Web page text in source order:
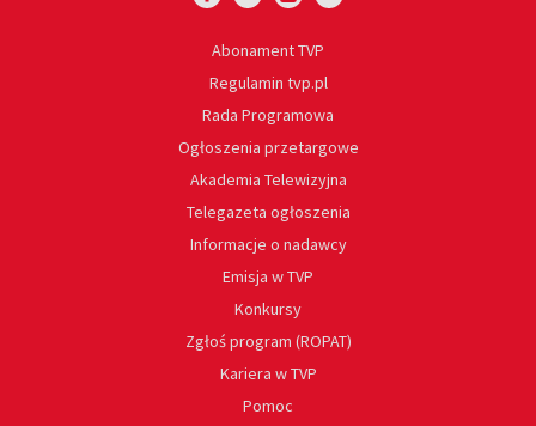
Abonament TVP
Regulamin tvp.pl
Rada Programowa
Ogłoszenia przetargowe
Akademia Telewizyjna
Telegazeta ogłoszenia
Informacje o nadawcy
Emisja w TVP
Konkursy
Zgłoś program (ROPAT)
Kariera w TVP
Pomoc